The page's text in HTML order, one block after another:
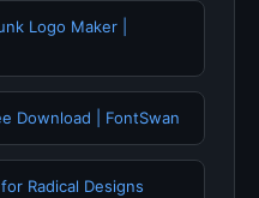
Logo Maker |
Download | FontSwan
Radical Designs